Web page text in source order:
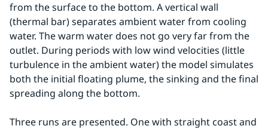
from the surface to the bottom. A vertical wall
(thermal bar) separates ambient water from cooling
water. The warm water does not go very far from the
outlet. During periods with low wind velocities (little
turbulence in the ambient water) the model simulates
both the initial floating plume, the sinking and the final
spreading along the bottom.
Three runs are presented. One with straight coast and